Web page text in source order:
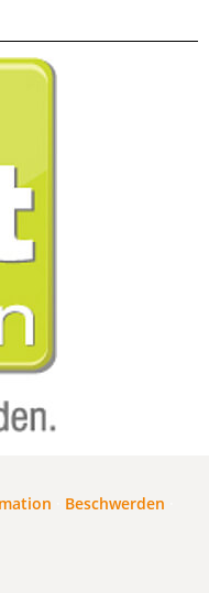
Beschwerden